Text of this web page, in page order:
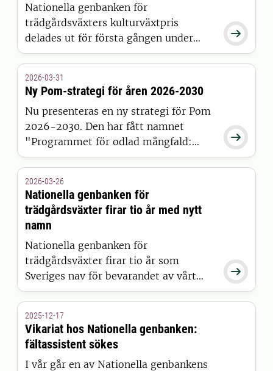

Nationella genbanken för
trädgårdsväxters kulturväxtpris
delades ut för första gången under
måndagens tioårsjubileum. Syftet är
att uppmärksamma och uppmuntra de
insatser som görs för att bevara
mångfalden inom det gröna
kulturarvet bland äldre
trädgårdsväxter.

2026-03-31
Ny Pom-strategi för åren 2026-2030
Nu presenteras en ny strategi för Pom
2026-2030. Den har fått namnet
"Programmet för odlad mångfald:
Strategi för att bevara, använda och
utveckla växtgenetiska resurser i en
föränderlig värld".

2026-03-26
Nationella genbanken för
trädgårdsväxter firar tio år med nytt
namn
Nationella genbanken för
trädgårdsväxter firar tio år som
Sveriges nav för bevarandet av vårt
gröna kulturarv. I samband med
jubileet, under Trädgårdsmässan i
Älvsjö 26–29 mars, lanseras även det
kortare och tydligare namnet som
bättre speglar uppdraget.
2025-12-17
Vikariat hos Nationella genbanken:
fältassistent sökes
I vår går en av Nationella genbankens